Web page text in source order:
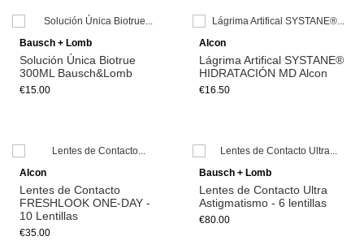
Add to cart
Bausch + Lomb
Solución Única Biotrue
300ML Bausch&Lomb
€15.00
Add to cart
Alcon
Lágrima Artifical SYSTANE®
HIDRATACIÓN MD Alcon
€16.50
Alcon
Lentes de Contacto
FRESHLOOK ONE-DAY -
10 Lentillas
€35.00
Bausch + Lomb
Lentes de Contacto Ultra
Astigmatismo - 6 lentillas
€80.00